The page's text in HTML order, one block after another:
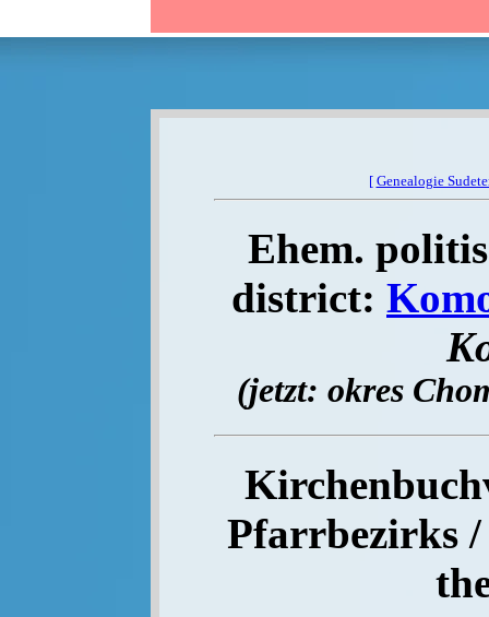
[ Genealogie
Ehem.
district:
(jetzt: okres
Pfarrbezirks